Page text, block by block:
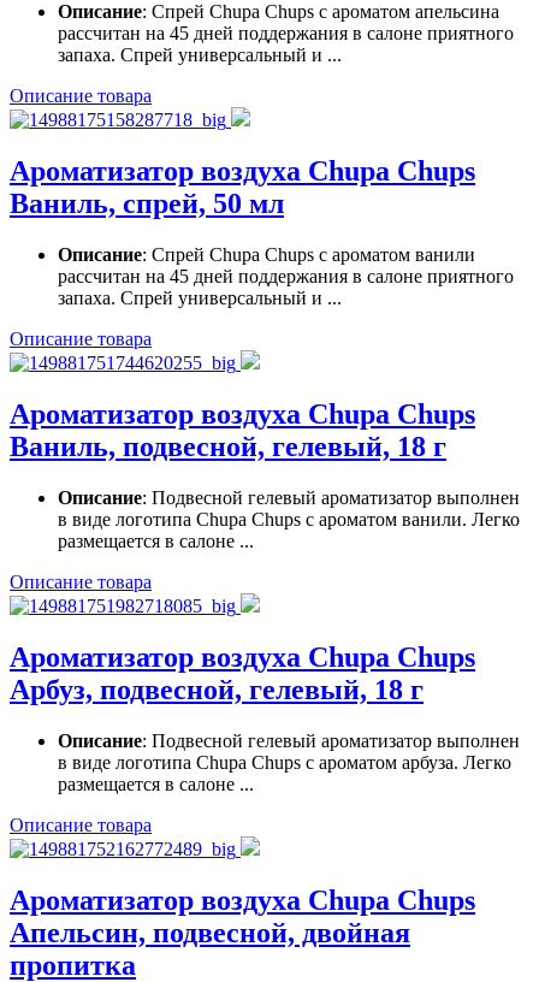
Описание: Спрей Chupa Chups с ароматом апельсина
рассчитан на 45 дней поддержания в салоне приятного
запаха. Спрей универсальный и ...
Описание товара
Ароматизатор воздуха Chupa Chups
Ваниль, спрей, 50 мл
Описание: Спрей Chupa Chups с ароматом ванили
рассчитан на 45 дней поддержания в салоне приятного
запаха. Спрей универсальный и ...
Описание товара
Ароматизатор воздуха Chupa Chups
Ваниль, подвесной, гелевый, 18 г
Описание: Подвесной гелевый ароматизатор выполнен
в виде логотипа Chupa Chups с ароматом ванили. Легко
размещается в салоне ...
Описание товара
Ароматизатор воздуха Chupa Chups
Арбуз, подвесной, гелевый, 18 г
Описание: Подвесной гелевый ароматизатор выполнен
в виде логотипа Chupa Chups с ароматом арбуза. Легко
размещается в салоне ...
Описание товара
Ароматизатор воздуха Chupa Chups
Апельсин, подвесной, двойная
пропитка